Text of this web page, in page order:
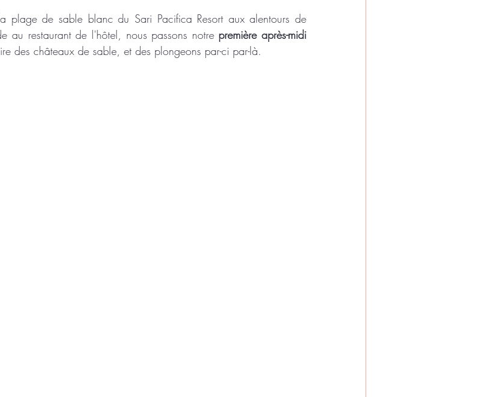
plage de sable blanc du Sari Pacifica Resort aux alentours de
au restaurant de l'hôtel, nous passons notre première après-midi
des châteaux de sable, et des plongeons par-ci par-là.